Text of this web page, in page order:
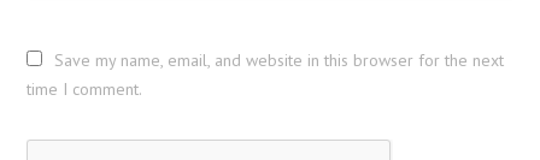
Save my name, email, and website in this browser for the next
time I comment.